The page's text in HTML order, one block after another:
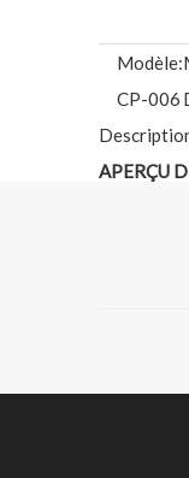
Modèle:
CP-006
APERÇU
groupe